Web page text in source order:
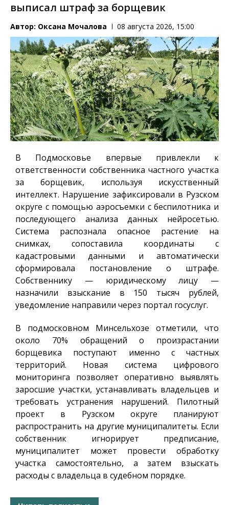
выписал штраф за борщевик
Автор: Оксана Мочалова 08 августа 2026, 15:00
В Подмосковье впервые привлекли к
ответственности собственника частного участка
за борщевик, используя искусственный
интеллект. Нарушение зафиксировали в Рузском
округе с помощью аэросъемки с беспилотника и
последующего анализа данных нейросетью.
Система распознала опасное растение на
снимках, сопоставила координаты с
кадастровыми данными и автоматически
сформировала постановление о штрафе.
Собственнику — юридическому лицу —
назначили взыскание в 150 тысяч рублей,
уведомление направили через портал госуслуг.
В подмосковном Минсельхозе отметили, что
около 70% обращений о произрастании
борщевика поступают именно с частных
территорий. Новая система цифрового
мониторинга позволяет оперативно выявлять
заросшие участки, устанавливать владельцев и
требовать устранения нарушений. Пилотный
проект в Рузском округе планируют
распространить на другие муниципалитеты. Если
собственник игнорирует предписание,
муниципалитет может провести обработку
участка самостоятельно, а затем взыскать
расходы с владельца в судебном порядке.